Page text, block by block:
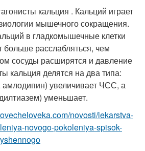
кальция . Кальций играет
мышечного сокращения.
в гладкомышечные клетки
больше расслабляться, чем
сосуды расширятся и давление
кальция делятся на два типа:
увеличивает ЧСС, а
уменьшает.
novosti/lekarstva-
novogo-pokoleniya-spisok-